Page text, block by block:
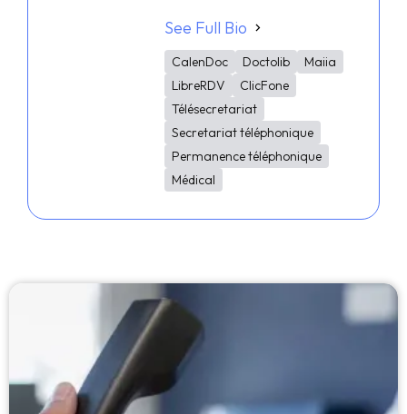
See Full Bio
CalenDoc Doctolib
Maiia
LibreRDV
ClicFone
Télésecretariat
Secretariat téléphonique
Permanence téléphonique
Médical